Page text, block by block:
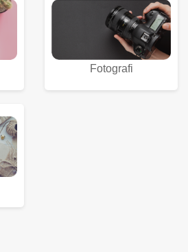
Fotografi